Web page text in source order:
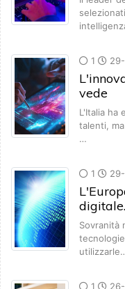
1
vede
L'Italia ha
talenti,
…
1
digitale.
Sovranità
1